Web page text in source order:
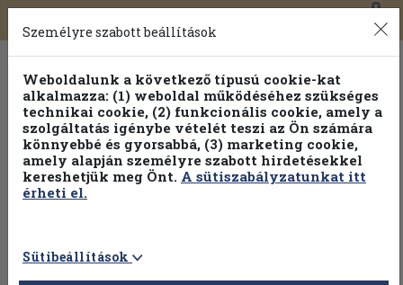
Toggle
navigation
0
Személyre szabott beállítások
Weboldalunk a következő típusú cookie-kat
alkalmazza: (1) weboldal működéséhez szükséges
technikai cookie, (2) funkcionális cookie, amely a
szolgáltatás igénybe vételét teszi az Ön számára
könnyebbé és gyorsabbá, (3) marketing cookie,
amely alapján személyre szabott hirdetésekkel
kereshetjük meg Önt. A sütiszabályzatunkat itt
érheti el.
Sütibeállítások